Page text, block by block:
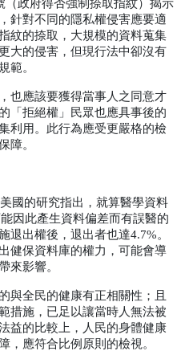
（政府得否強制捺取指紋）揭示
針對不同的隱私權侵害應要適
紋的捺取，大規模的資料蒐集
大的侵害，但現行法中卻沒有
範。
也應該要獲得當事人之同意才
「拒絕權」民眾也應具事後的
利用。此行為應受更嚴格的檢
障。
國的研究指出，就算醫學資料
因此產生資料偏差而有誤醫的
退出權後，退出者也達4.7%。
健保資料庫的權力，可能會導
來影響。
與全民的健康有正相關性；且
措施，已足以讓當時人無法被
益的比較上，人民的身體健康
，應符合比例原則的檢視。